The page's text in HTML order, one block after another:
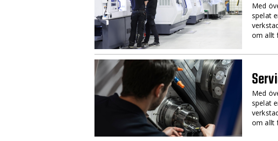
Med
spelat
om allt
Med
spelat
om allt